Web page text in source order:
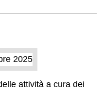
attività a cura dei